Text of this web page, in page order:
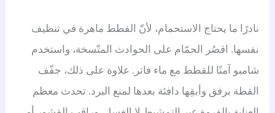
نادرًا ما يحتاج الاستحمام، لأنّ القطط ماهرة في تنظيف
نفسها. اقصُر الحمّام على الحوادث المتّسخة، واستخدم
شامبو آمنًا للقطط مع ماء فاتر. علاوة على ذلك، جفّف
القطة برفق وأبقِها دافئة بعدها لمنع البرد. تحدث معظم